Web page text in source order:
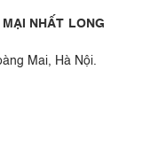
NHẤT LONG
Mai, Hà Nội.